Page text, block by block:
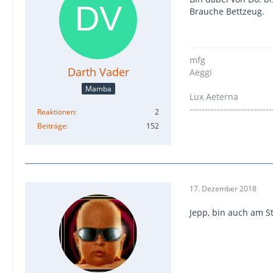
Darth Vader
Mamba
Reaktionen
2
Beiträge
152
Brauche Bettzeug.
mfg
Aeggi
Lux Aeterna
17. Dezember 2018
Jepp, bin auch am